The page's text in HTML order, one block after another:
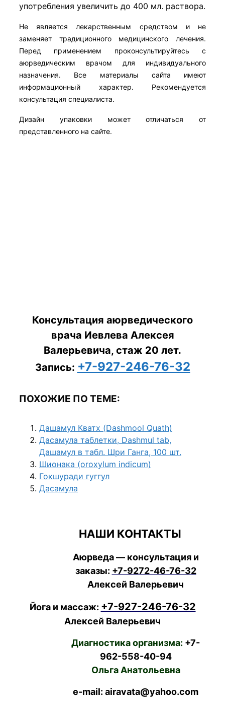
употребления увеличить до 400 мл. раствора.
Не является лекарственным средством и не
заменяет традиционного медицинского лечения.
Перед применением проконсультируйтесь с
аюрведическим врачом для индивидуального
назначения. Все материалы сайта имеют
информационный характер. Рекомендуется
консультация специалиста.
Дизайн упаковки может отличаться от
представленного на сайте.
Консультация аюрведического
врача Иевлева Алексея
Валерьевича, стаж 20 лет.
Запись: +7-927-246-76-32
ПОХОЖИЕ ПО ТЕМЕ:
Дашамул Кватх (Dashmool Quath)
Дасамула таблетки, Dashmul tab,
Дашамул в табл. Шри Ганга, 100 шт.
Шионака (oroxylum indicum)
Гокшуради гуггул
Дасамула
НАШИ КОНТАКТЫ
Аюрведа — консультация и
заказы: +7-9272-46-76-32
Алексей Валерьевич
Йога и массаж: +7-927-246-76-32
Алексей Валерьевич
Диагностика организма: +7-
962-558-40-94
Ольга Анатольевна
e-mail: airavata@yahoo.com